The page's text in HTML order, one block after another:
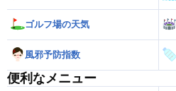
ゴルフ場の天気
風邪予防指数
便利なメニュー